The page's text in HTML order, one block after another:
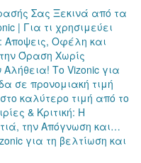
Σας Ξεκινά από τα
| Για τι χρησιμεύει
Αποψεις, Οφέλη και
Όραση Χωρίς
Αλήθεια! Το Vizonic για
σε προνομιακή τιμή
καλύτερο τιμή από το
& Κριτική: Η
την Απόγνωση και…
για τη βελτίωση και